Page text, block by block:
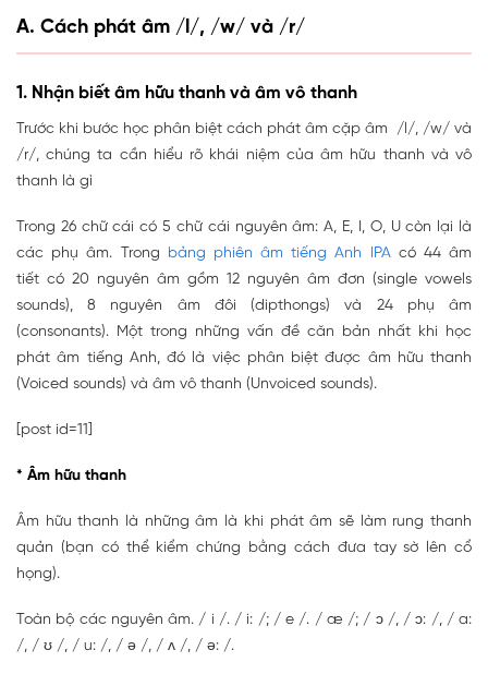
A. Cách phát âm /l/, /w/ và /r/
1. Nhận biết âm hữu thanh và âm vô thanh
Trước khi bước học phân biệt cách phát âm cặp âm /l/, /w/ và
/r/, chúng ta cần hiểu rõ khái niệm của âm hữu thanh và vô
thanh là gì
Trong 26 chữ cái có 5 chữ cái nguyên âm: A, E, I, O, U còn lại là
các phụ âm. Trong bảng phiên âm tiếng Anh IPAcó 44 âm
tiết có 20 nguyên âm gồm 12 nguyên âm đơn (single vowels
sounds), 8 nguyên âm đôi (dipthongs) và 24 phụ âm
(consonants). Một trong những vấn đề căn bản nhất khi học
phát âm tiếng Anh, đó là việc phân biệt được âm hữu thanh
(Voiced sounds) và âm vô thanh (Unvoiced sounds).
[post id=11]
* Âm hữu thanh
Âm hữu thanh là những âm là khi phát âm sẽ làm rung thanh
quản (bạn có thể kiểm chứng bằng cách đưa tay sờ lên cổ
họng).
Toàn bộ các nguyên âm. / i /. / i: /; / e /. / æ /; / ɔ /, / ɔ: /, / a:
/, / ʊ /, / u: /, / ə /, / ʌ /, / ə: /.